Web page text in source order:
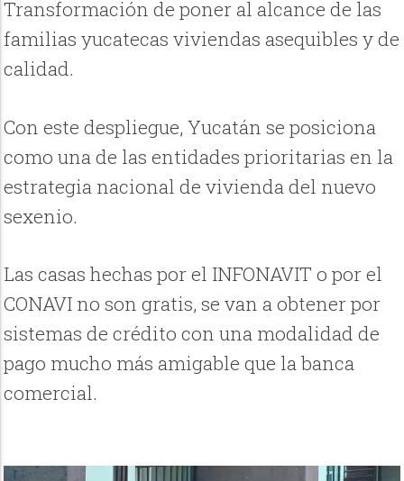
Transformación de poner al alcance de las
familias yucatecas viviendas asequibles y de
calidad.
Con este despliegue, Yucatán se posiciona
como una de las entidades prioritarias en la
estrategia nacional de vivienda del nuevo
sexenio.
Las casas hechas por el INFONAVIT o por el
CONAVI no son gratis, se van a obtener por
sistemas de crédito con una modalidad de
pago mucho más amigable que la banca
comercial.